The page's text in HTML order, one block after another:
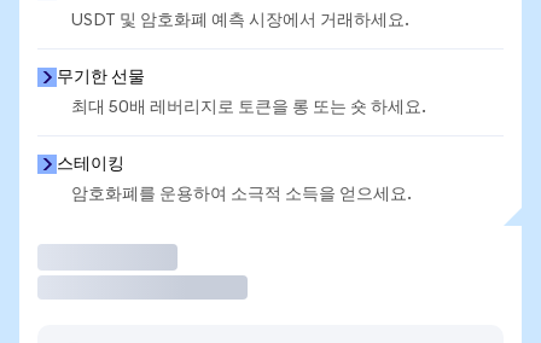
USDT 및 암호화폐 예측 시장에서 거래하세요.
무기한 선물
최대 50배 레버리지로 토큰을 롱 또는 숏 하세요.
스테이킹
암호화폐를 운용하여 소극적 소득을 얻으세요.